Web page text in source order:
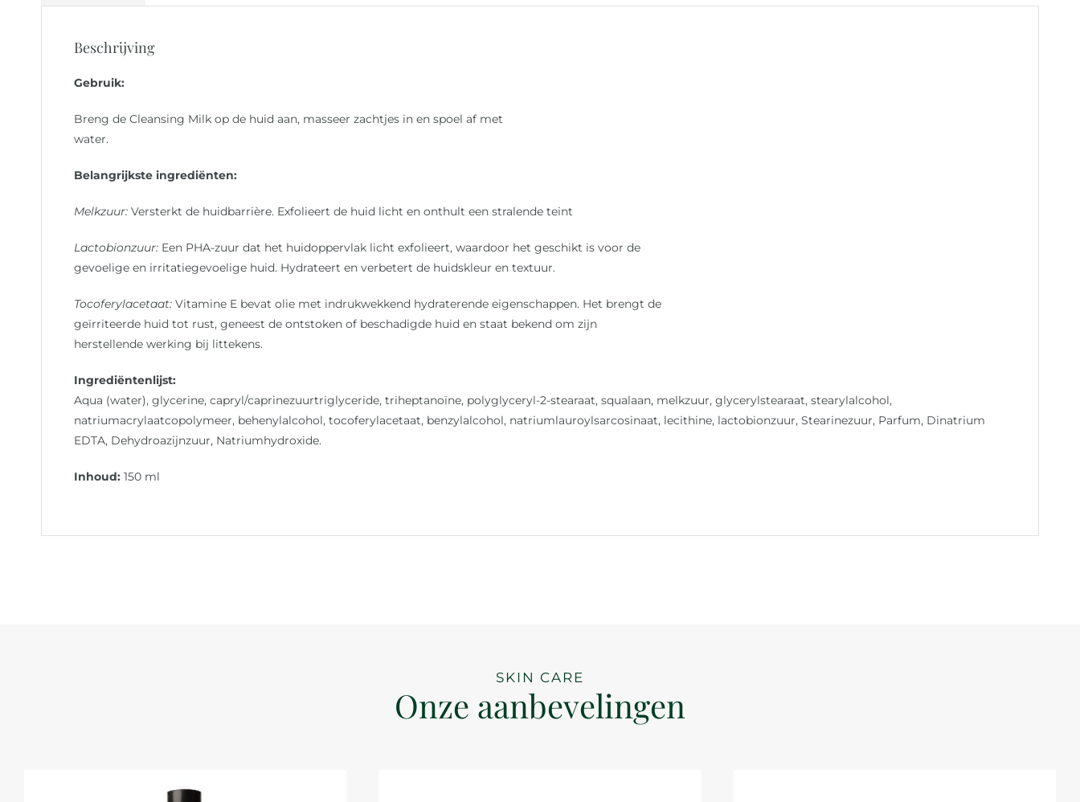
Beschrijving
Gebruik:
Breng de Cleansing Milk op de huid aan, masseer zachtjes in en spoel af met
water.
Belangrijkste ingrediënten:
Melkzuur:Versterkt de huidbarrière. Exfolieert de huid licht en onthult een stralende teint
Lactobionzuur: Een PHA-zuur dat het huidoppervlak licht exfolieert, waardoor het geschikt is voor de
gevoelige en irritatiegevoelige huid. Hydrateert en verbetert de huidskleur en textuur.
Tocoferylacetaat:Vitamine E bevat olie met indrukwekkend hydraterende eigenschappen. Het brengt de
geïrriteerde huid tot rust, geneest de ontstoken of beschadigde huid en staat bekend om zijn
herstellende werking bij littekens.
Ingrediëntenlijst:
Aqua (water), glycerine, capryl/caprinezuurtriglyceride, triheptanoïne, polyglyceryl-2-stearaat, squalaan, melkzuur, glycerylstearaat, stearylalcohol,
natriumacrylaatcopolymeer, behenylalcohol, tocoferylacetaat, benzylalcohol, natriumlauroylsarcosinaat, lecithine, lactobionzuur, Stearinezuur, Parfum, Dinatrium
EDTA, Dehydroazijnzuur, Natriumhydroxide.
Inhoud:150 ml
SKIN CARE
Onze aanbevelingen